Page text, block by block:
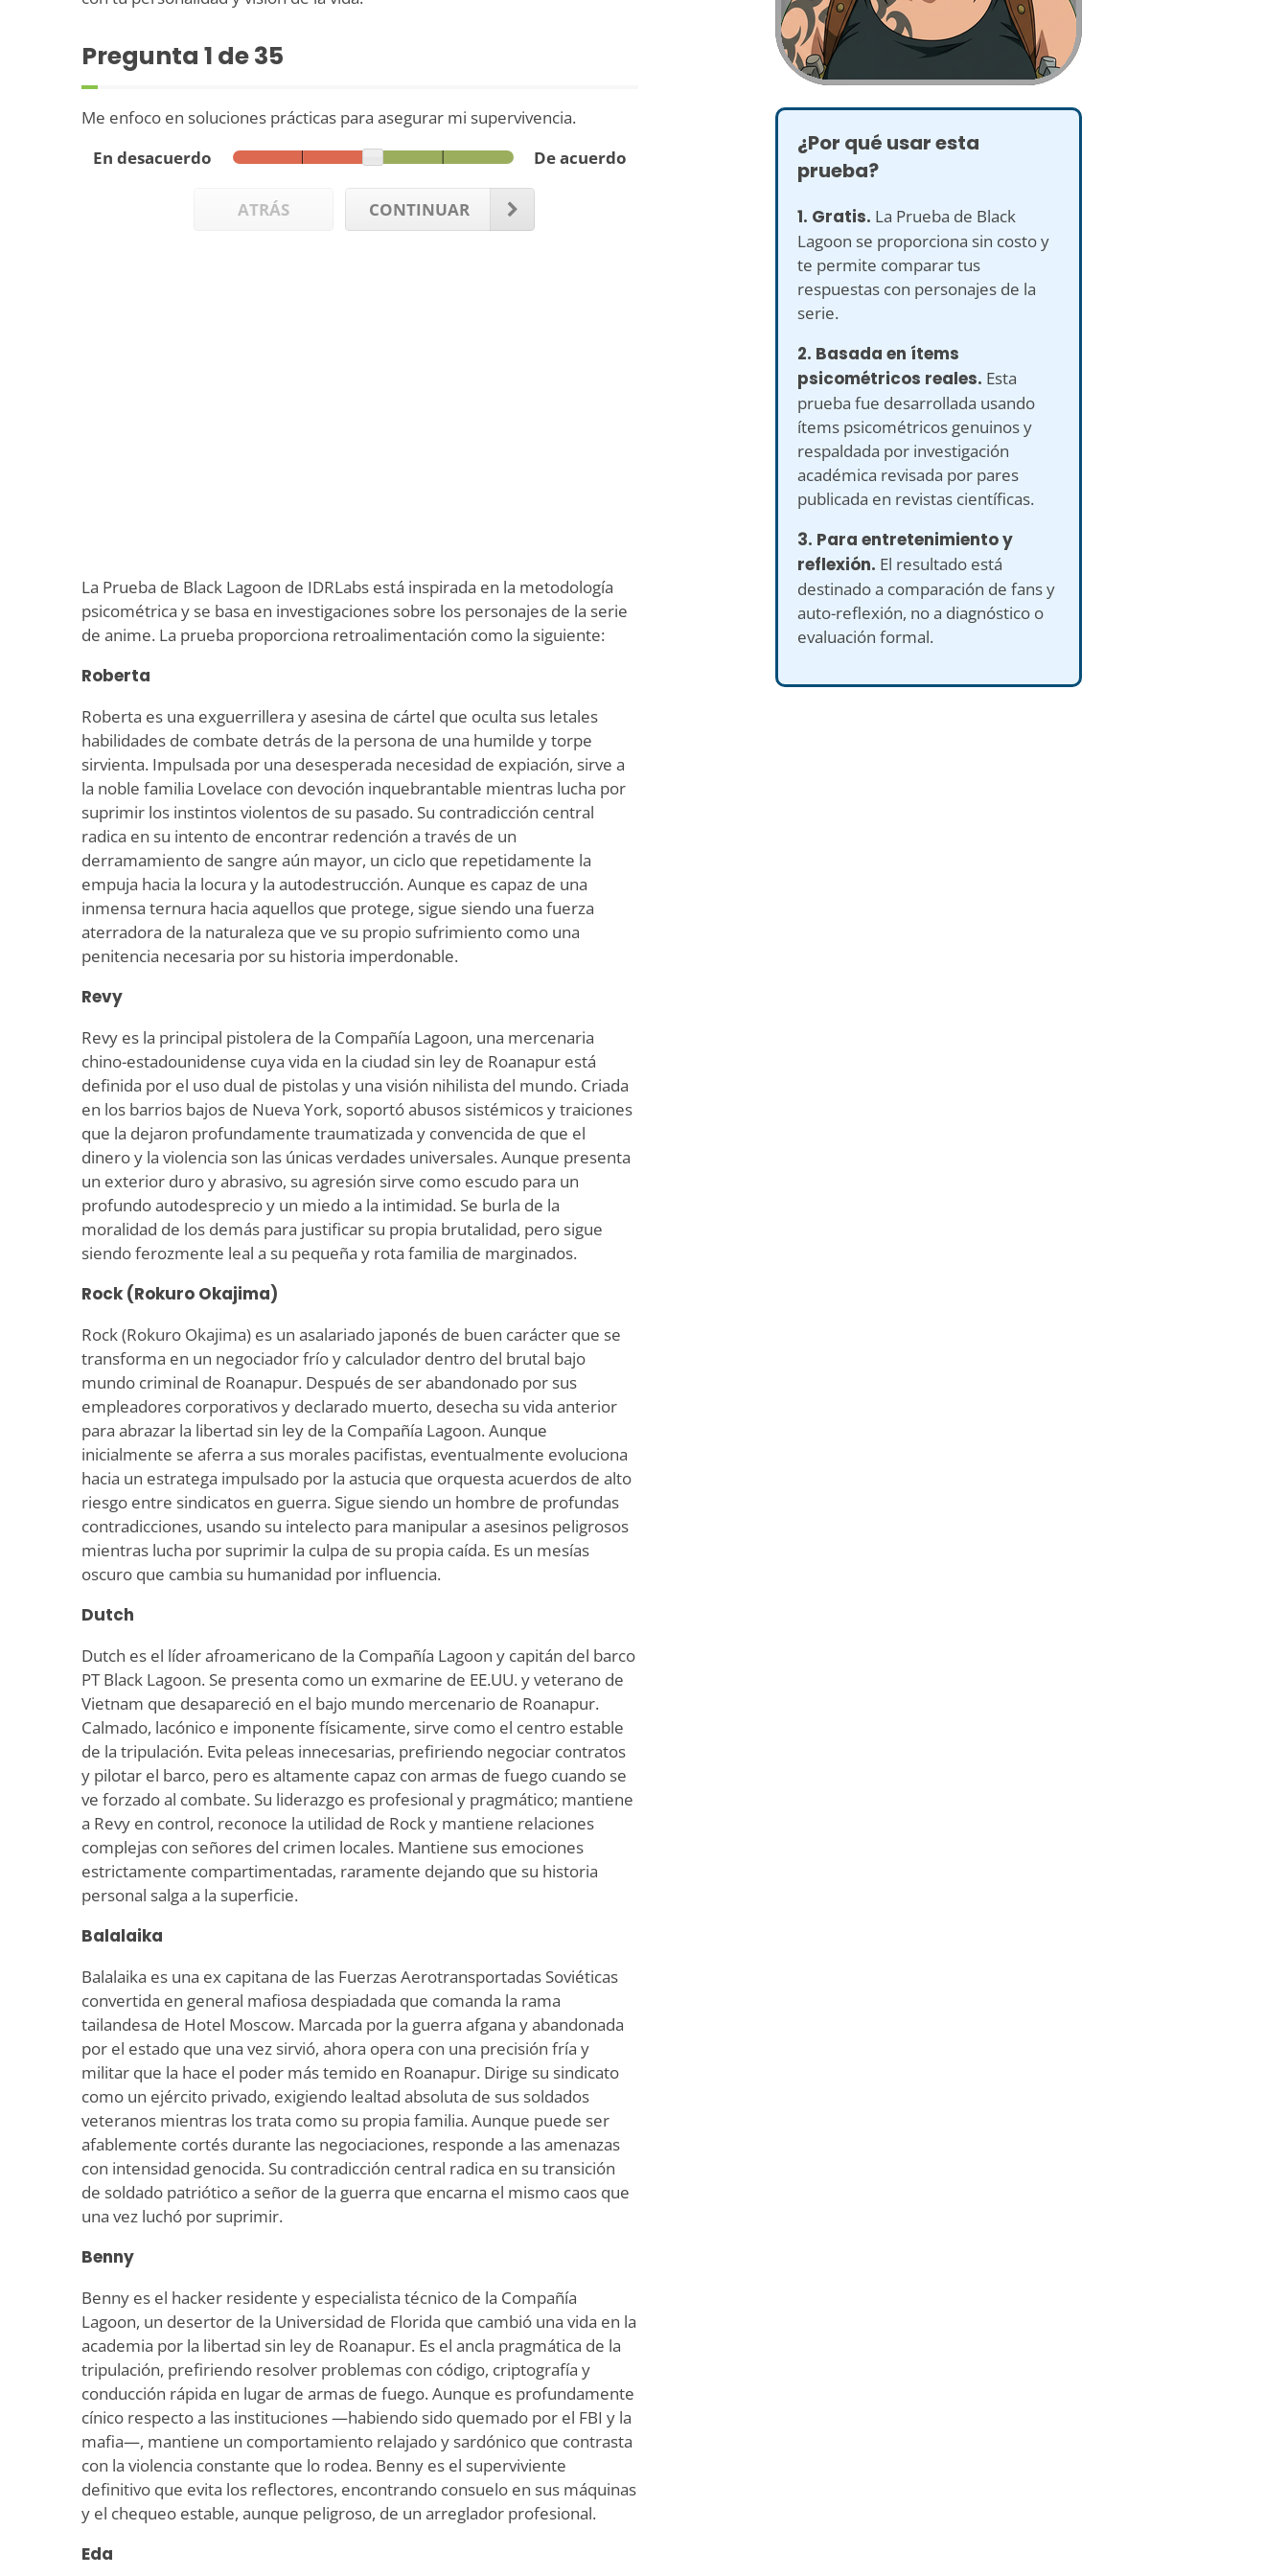
Pregunta 1 de 35
Me enfoco en soluciones prácticas para asegurar mi supervivencia.
En desacuerdo
De acuerdo
ATRÁS CONTINUAR
La Prueba de Black Lagoon de IDRLabs está inspirada en la metodología
psicométrica y se basa en investigaciones sobre los personajes de la serie
de anime. La prueba proporciona retroalimentación como la siguiente:
Roberta
Roberta es una exguerrillera y asesina de cártel que oculta sus letales
habilidades de combate detrás de la persona de una humilde y torpe
sirvienta. Impulsada por una desesperada necesidad de expiación, sirve a
la noble familia Lovelace con devoción inquebrantable mientras lucha por
suprimir los instintos violentos de su pasado. Su contradicción central
radica en su intento de encontrar redención a través de un
derramamiento de sangre aún mayor, un ciclo que repetidamente la
empuja hacia la locura y la autodestrucción. Aunque es capaz de una
inmensa ternura hacia aquellos que protege, sigue siendo una fuerza
aterradora de la naturaleza que ve su propio sufrimiento como una
penitencia necesaria por su historia imperdonable.
Revy
Revy es la principal pistolera de la Compañía Lagoon, una mercenaria
chino-estadounidense cuya vida en la ciudad sin ley de Roanapur está
definida por el uso dual de pistolas y una visión nihilista del mundo. Criada
en los barrios bajos de Nueva York, soportó abusos sistémicos y traiciones
que la dejaron profundamente traumatizada y convencida de que el
dinero y la violencia son las únicas verdades universales. Aunque presenta
un exterior duro y abrasivo, su agresión sirve como escudo para un
profundo autodesprecio y un miedo a la intimidad. Se burla de la
moralidad de los demás para justificar su propia brutalidad, pero sigue
siendo ferozmente leal a su pequeña y rota familia de marginados.
Rock (Rokuro Okajima)
Rock (Rokuro Okajima) es un asalariado japonés de buen carácter que se
transforma en un negociador frío y calculador dentro del brutal bajo
mundo criminal de Roanapur. Después de ser abandonado por sus
empleadores corporativos y declarado muerto, desecha su vida anterior
para abrazar la libertad sin ley de la Compañía Lagoon. Aunque
inicialmente se aferra a sus morales pacifistas, eventualmente evoluciona
hacia un estratega impulsado por la astucia que orquesta acuerdos de alto
riesgo entre sindicatos en guerra. Sigue siendo un hombre de profundas
contradicciones, usando su intelecto para manipular a asesinos peligrosos
mientras lucha por suprimir la culpa de su propia caída. Es un mesías
oscuro que cambia su humanidad por influencia.
Dutch
Dutch es el líder afroamericano de la Compañía Lagoon y capitán del barco
PT Black Lagoon. Se presenta como un exmarine de EE.UU. y veterano de
Vietnam que desapareció en el bajo mundo mercenario de Roanapur.
Calmado, lacónico e imponente físicamente, sirve como el centro estable
de la tripulación. Evita peleas innecesarias, prefiriendo negociar contratos
y pilotar el barco, pero es altamente capaz con armas de fuego cuando se
ve forzado al combate. Su liderazgo es profesional y pragmático; mantiene
a Revy en control, reconoce la utilidad de Rock y mantiene relaciones
complejas con señores del crimen locales. Mantiene sus emociones
estrictamente compartimentadas, raramente dejando que su historia
personal salga a la superficie.
Balalaika
Balalaika es una ex capitana de las Fuerzas Aerotransportadas Soviéticas
convertida en general mafiosa despiadada que comanda la rama
tailandesa de Hotel Moscow. Marcada por la guerra afgana y abandonada
por el estado que una vez sirvió, ahora opera con una precisión fría y
militar que la hace el poder más temido en Roanapur. Dirige su sindicato
como un ejército privado, exigiendo lealtad absoluta de sus soldados
veteranos mientras los trata como su propia familia. Aunque puede ser
afablemente cortés durante las negociaciones, responde a las amenazas
con intensidad genocida. Su contradicción central radica en su transición
de soldado patriótico a señor de la guerra que encarna el mismo caos que
una vez luchó por suprimir.
Benny
Benny es el hacker residente y especialista técnico de la Compañía
Lagoon, un desertor de la Universidad de Florida que cambió una vida en la
academia por la libertad sin ley de Roanapur. Es el ancla pragmática de la
tripulación, prefiriendo resolver problemas con código, criptografía y
conducción rápida en lugar de armas de fuego. Aunque es profundamente
cínico respecto a las instituciones —habiendo sido quemado por el FBI y la
mafia—, mantiene un comportamiento relajado y sardónico que contrasta
con la violencia constante que lo rodea. Benny es el superviviente
definitivo que evita los reflectores, encontrando consuelo en sus máquinas
y el chequeo estable, aunque peligroso, de un arreglador profesional.
Eda
¿Por qué usar esta
prueba?
1. Gratis. La Prueba de Black
Lagoon se proporciona sin costo y
te permite comparar tus
respuestas con personajes de la
serie.
2. Basada en ítems
psicométricos reales. Esta
prueba fue desarrollada usando
ítems psicométricos genuinos y
respaldada por investigación
académica revisada por pares
publicada en revistas científicas.
3. Para entretenimiento y
reflexión. El resultado está
destinado a comparación de fans y
auto-reflexión, no a diagnóstico o
evaluación formal.